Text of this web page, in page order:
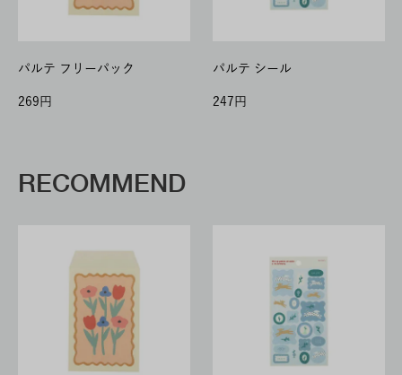
パルテ フリーパック
269
パルテ シール
247
RECOMMEND